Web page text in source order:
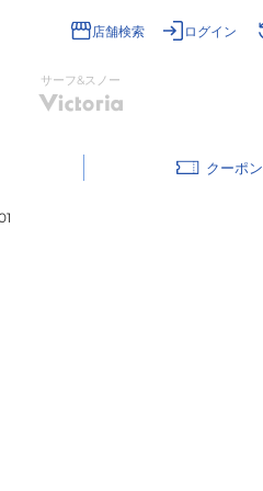
店舗検索 ログイン
サーフ&スノー
クーポン